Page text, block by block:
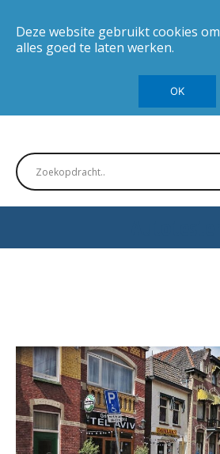
Deze website gebruikt cookies om
alles goed te laten werken.
OK